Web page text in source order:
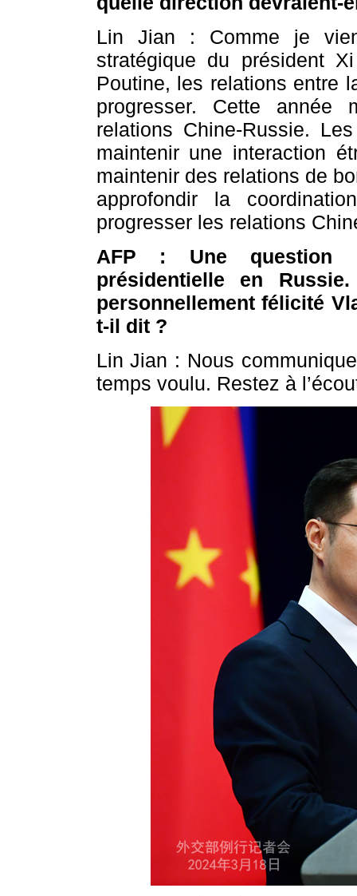
Lin Jian : Comme je
stratégique du président
Poutine, les relations entre
progresser. Cette année
relations Chine-Russie.
maintenir une interaction
maintenir des relations de
approfondir la
progresser les relations
AFP : Une question
présidentielle en
personnellement félicité
t-il dit ?
Lin Jian : Nous
temps voulu. Restez à